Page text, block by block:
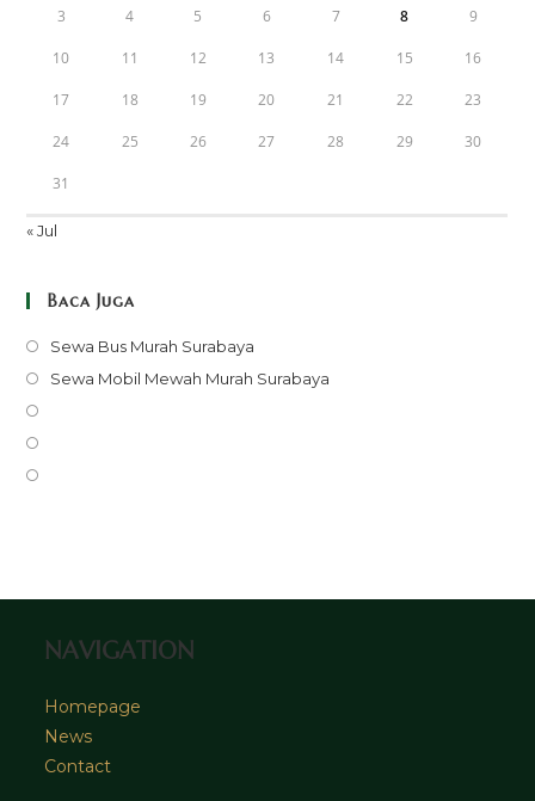
3 4 5 6 7 8 9
10 11 12 13 14 15 16
17 18 19 20 21 22 23
24 25 26 27 28 29 30
31
« Jul
Baca Juga
Sewa Bus Murah Surabaya
in
Sewa Mobil Mewah Murah Surabaya
tab
NAVIGATION
Homepage
News
Contact